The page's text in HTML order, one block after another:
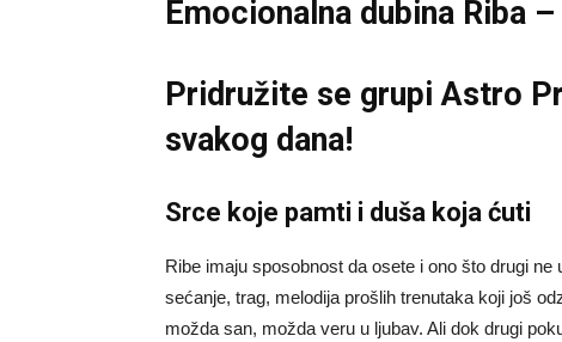
Emocionalna dubina Riba
Pridružite se grupiAstro
svakog dana!
Srce koje pamti i duša koja ćuti
Ribe imaju sposobnost da osete i ono što drugi
sećanje, trag, melodija prošlih trenutaka koji još
možda san, možda veru u ljubav. Ali dok drugi